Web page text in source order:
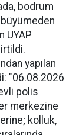
bodrum
büyümeden
UYAP
yapılan
"06.08.2026
polis
merkezine
kolluk,